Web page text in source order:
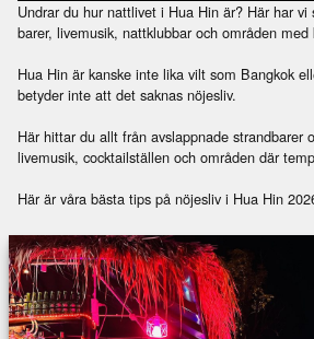
Undrar du hur nattlivet i Hua Hin är? Här har
barer, livemusik, nattklubbar och områden med
Hua Hin är kanske inte lika vilt som Bangkok
betyder inte att det saknas nöjesliv.
Här hittar du allt från avslappnade strandbarer
livemusik, cocktailställen och områden där
Här är våra bästa tips på nöjesliv i Hua Hin